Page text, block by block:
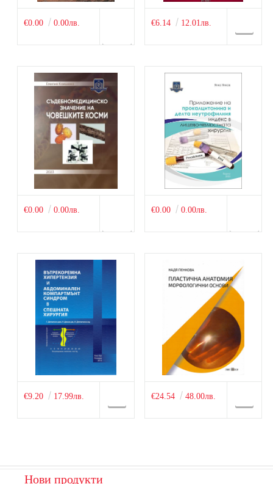
€0.00 0.00лв. €6.14 12.01лв.
€0.00 0.00лв. €0.00 0.00лв.
€9.20 17.99лв. €24.54 48.00лв.
Нови продукти